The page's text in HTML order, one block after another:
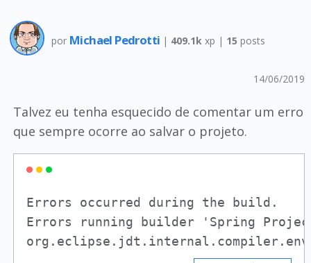
por Michael Pedrotti | 409.1k xp | 15 posts
14/06/2019
Talvez eu tenha esquecido de comentar um erro
que sempre ocorre ao salvar o projeto.
Errors occurred during the build.
Errors running builder 'Spring